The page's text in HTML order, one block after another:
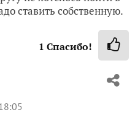
ставить собственную.
1 Спасибо!